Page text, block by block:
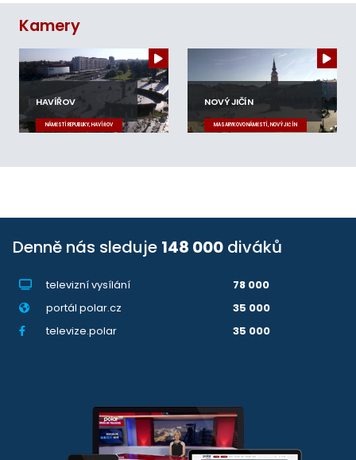
Kamery
HAVÍŘOV
NÁMĚSTÍ REPUBLIKY, HAVÍŘOV
NOVÝ JIČÍN
MASARYKOVO NÁMĚSTÍ, NOVÝ JIČÍN
Denně nás sleduje 148 000 diváků
televizní vysílání
78 000
portál polar.cz
35 000
televize.polar
35 000